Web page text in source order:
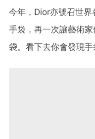
今年， Dior亦號召世界
手袋，再一次讓藝術
袋。看下去你會發現手